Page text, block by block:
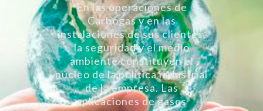
En las operaciones de
Carbogas y en las
instalaciones de sus clientes,
la seguridad y el medio
ambiente constituyen el
núcleo de la política industrial
de la empresa. Las
aplicaciones de gases